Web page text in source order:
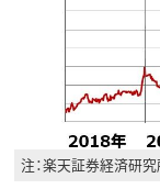
注：楽天証券経済研